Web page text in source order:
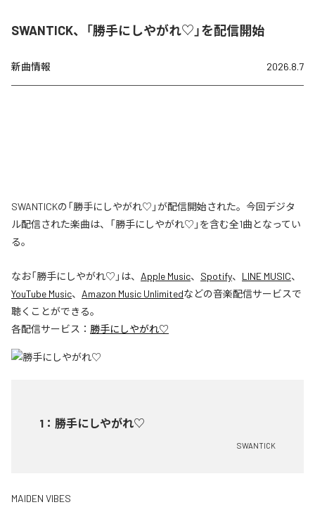
SWANTICK、「勝手にしやがれ♡」を配信開始
新曲情報 2026.8.7
SWANTICKの「勝手にしやがれ♡」が配信開始された。今回デジタ
ル配信された楽曲は、「勝手にしやがれ♡」を含む全1曲となってい
る。
なお「勝手にしやがれ♡ 」は、 Apple Music、 Spotify、 LINE MUSIC、
YouTube Music、 Amazon Music Unlimitedなどの音楽配信サービスで
聴くことができる。
各配信サービス： 勝手にしやがれ♡
1 ： 勝手にしやがれ♡
SWANTICK
MAIDEN VIBES